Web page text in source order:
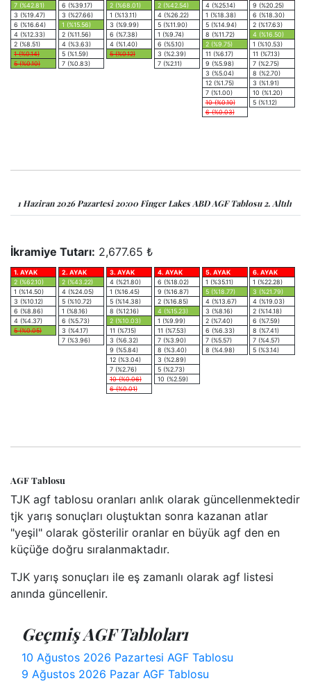
7 (%42.81)
3 (%19.47)
6 (%16.64)
4 (%12.33)
2 (%8.51)
1 (%0.14)
5 (%0.10)
6 (%39.17)
3 (%27.66)
1 (%15.56)
2 (%11.56)
4 (%3.63)
5 (%1.59)
7 (%0.83)
2 (%68.01)
1 (%13.11)
3 (%9.99)
6 (%7.38)
4 (%1.40)
5 (%0.12)
2 (%42.54)
4 (%26.22)
5 (%11.90)
1 (%9.74)
6 (%5.10)
3 (%2.39)
7 (%2.11)
4 (%25.14)
1 (%18.38)
5 (%14.94)
8 (%11.72)
2 (%9.75)
11 (%6.17)
9 (%5.98)
3 (%5.04)
12 (%1.75)
7 (%1.00)
10 (%0.10)
6 (%0.03)
9 (%20.25)
6 (%18.30)
2 (%17.63)
4 (%16.50)
1 (%10.53)
11 (%7.13)
7 (%2.75)
8 (%2.70)
3 (%1.91)
10 (%1.20)
5 (%1.12)
1 Haziran 2026 Pazartesi 20:00 Finger Lakes ABD AGF Tablosu 2. Altılı
İkramiye Tutarı: 2,677.65 ₺
1. AYAK
2 (%62.10)
1 (%14.50)
3 (%10.12)
6 (%8.86)
4 (%4.37)
5 (%0.05)
2. AYAK
2 (%43.22)
4 (%24.05)
5 (%10.72)
1 (%8.16)
6 (%5.73)
3 (%4.17)
7 (%3.96)
3. AYAK
4 (%21.80)
1 (%16.45)
5 (%14.38)
8 (%12.16)
2 (%10.03)
11 (%7.15)
3 (%6.32)
9 (%5.84)
12 (%3.04)
7 (%2.76)
10 (%0.06)
6 (%0.01)
4. AYAK
6 (%18.02)
9 (%16.87)
2 (%16.85)
4 (%15.23)
1 (%9.99)
11 (%7.53)
7 (%3.90)
8 (%3.40)
3 (%2.89)
5 (%2.73)
10 (%2.59)
5. AYAK
1 (%35.11)
5 (%18.77)
4 (%13.67)
3 (%8.16)
2 (%7.40)
6 (%6.33)
7 (%5.57)
8 (%4.98)
6. AYAK
1 (%22.28)
3 (%21.79)
4 (%19.03)
2 (%14.18)
6 (%7.59)
8 (%7.41)
7 (%4.57)
5 (%3.14)
AGF Tablosu
TJK agf tablosu oranları anlık olarak güncellenmektedir
tjk yarış sonuçları oluştuktan sonra kazanan atlar
"yeşil" olarak gösterilir oranlar en büyük agf den en
küçüğe doğru sıralanmaktadır.
TJK yarış sonuçları ile eş zamanlı olarak agf listesi
anında güncellenir.
Geçmiş AGF Tabloları
10 Ağustos 2026 Pazartesi AGF Tablosu
9 Ağustos 2026 Pazar AGF Tablosu